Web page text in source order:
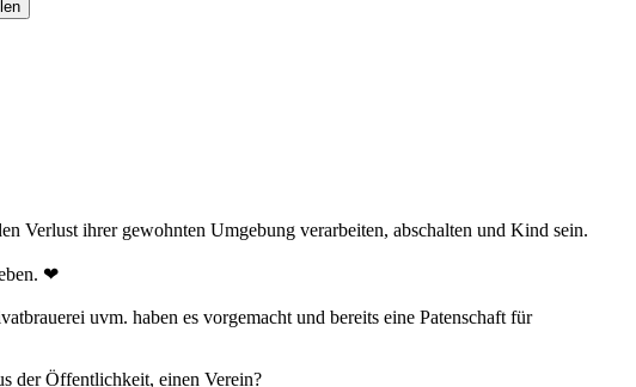
Verlust ihrer gewohnten Umgebung verarbeiten, abschalten und Kind sein.
❤
uvm. haben es vorgemacht und bereits eine Patenschaft für
der Öffentlichkeit, einen Verein?